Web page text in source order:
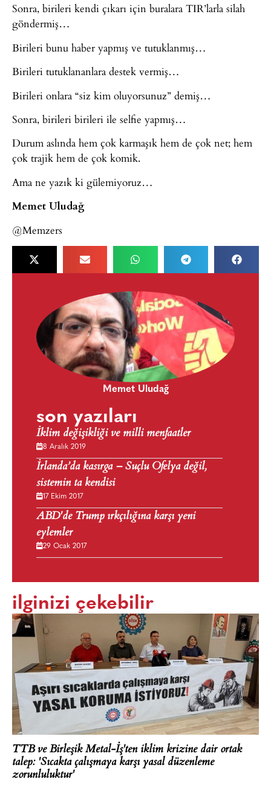
Sonra, birileri kendi çıkarı için buralara TIR’larla silah
göndermiş…
Birileri bunu haber yapmış ve tutuklanmış…
Birileri tutuklananlara destek vermiş…
Birileri onlara “siz kim oluyorsunuz” demiş…
Sonra, birileri birileri ile selfie yapmış…
Durum aslında hem çok karmaşık hem de çok net; hem
çok trajik hem de çok komik.
Ama ne yazık ki gülemiyoruz…
Memet Uludağ
@Memzers
Memet Uludağ
son yazıları
İklim değişikliği ve milli menfaatler
8 Aralık 2019
İrlanda’da kasırga – Suçlu Ofelya değil,
sistemin ta kendisi
17 Ekim 2017
ABD'de Trump ırkçılığına karşı yeni
eylemler
29 Ocak 2017
ilginizi çekebilir
TTB ve Birleşik Metal-İş'ten iklim krizine dair ortak
talep: 'Sıcakta çalışmaya karşı yasal düzenleme
zorunluluktur'